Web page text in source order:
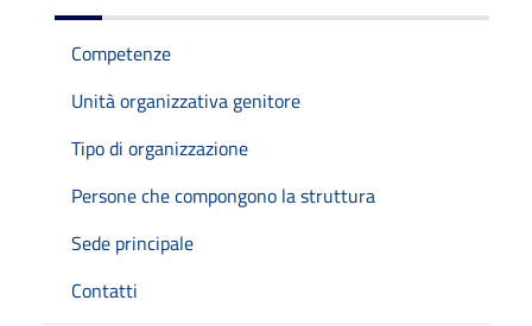
Competenze
Unità organizzativa genitore
Tipo di organizzazione
Persone che compongono la struttura
Sede principale
Contatti